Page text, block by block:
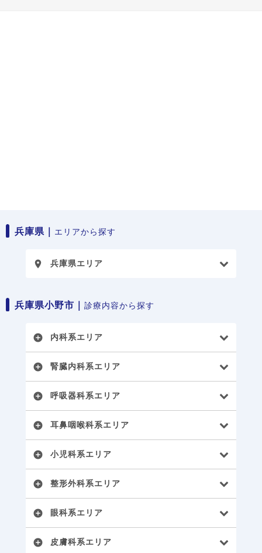
兵庫県｜ エリアから探す
place 兵庫県エリア
兵庫県小野市｜ 診療内容から探す
add_circle 内科系エリア
add_circle 腎臓内科系エリア
add_circle 呼吸器科系エリア
add_circle 耳鼻咽喉科系エリア
add_circle 小児科系エリア
add_circle 整形外科系エリア
add_circle 眼科系エリア
add_circle 皮膚科系エリア